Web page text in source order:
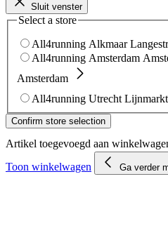
Sluit venster
Select a store
All4running Alkmaar
All4running Amsterdam
Amsterdam
All4running Utrecht
Confirm store selection
Artikel toegevoegd aan
Toon winkelwagen Ga verder